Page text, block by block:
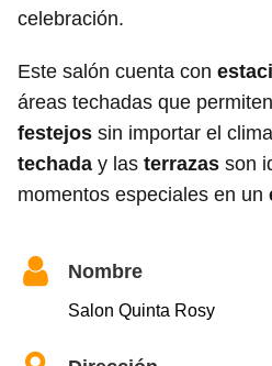
celebración.
Este salón cuenta con
áreas techadas que
festejos sin importar el
techada y las terrazas son
momentos especiales en un
Nombre
Salon Quinta Rosy